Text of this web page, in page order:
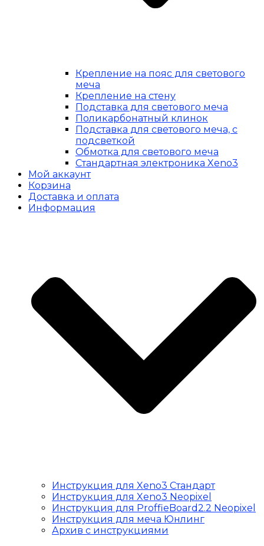
Крепление на пояс для светового
меча
Крепление на стену
Подставка для светового меча
Поликарбонатный клинок
Подставка для светового меча, с
подсветкой
Обмотка для светового меча
Стандартная электроника Xeno3
Мой аккаунт
Корзина
Доставка и оплата
Информация
Инструкция для Xeno3 Стандарт
Инструкция для Xeno3 Neopixel
Инструкция для ProffieBoard2.2 Neopixel
Инструкция для меча Юнлинг
Архив с инструкциями